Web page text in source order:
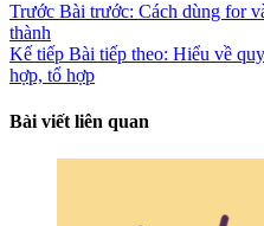
Trước Bài trước: Cách dùng for
thành
Kế tiếp Bài tiếp theo: Hiểu về
hợp, tổ hợp
Bài viết liên quan